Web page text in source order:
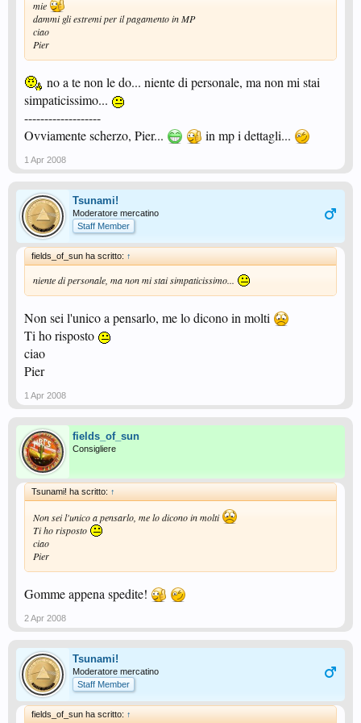
mie
dammi gli estremi per il pagamento in MP
ciao
Pier
no a te non le do... niente di personale, ma non mi stai
simpaticissimo...
-------------------
Ovviamente scherzo, Pier...
in mp i dettagli...
1 Apr 2008
Tsunami!
Moderatore mercatino
Staff Member
fields_of_sun ha scritto: ↑
niente di personale, ma non mi stai simpaticissimo...
Non sei l'unico a pensarlo, me lo dicono in molti
Ti ho risposto
ciao
Pier
1 Apr 2008
fields_of_sun
Consigliere
Tsunami! ha scritto: ↑
Non sei l'unico a pensarlo, me lo dicono in molti
Ti ho risposto
ciao
Pier
Gomme appena spedite!
2 Apr 2008
Tsunami!
Moderatore mercatino
Staff Member
fields_of_sun ha scritto: ↑